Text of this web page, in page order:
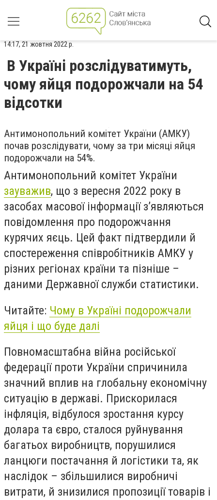
14:17, 21 жовтня 2022 р.
В Україні розслідуватимуть,
чому яйця подорожчали на 54
відсотки
Антимонопольний комітет України (АМКУ)
почав розслідувати, чому за три місяці яйця
подорожчали на 54%.
Антимонопольний комітет України
зауважив, що з вересня 2022 року в
засобах масової інформації з’являються
повідомлення про подорожчання
курячих яєць. Цей факт підтвердили й
спостереження співробітників АМКУ у
різних регіонах країни та пізніше –
даними Державної служби статистики.
Читайте: Чому в Україні подорожчали
яйця і що буде далі
Повномасштабна війна російської
федерації проти України спричинила
значний вплив на глобальну економічну
ситуацію в державі. Прискорилася
інфляція, відбулося зростання курсу
долара та євро, сталося руйнування
багатьох виробництв, порушилися
ланцюги постачання й логістики та, як
наслідок – збільшилися виробничі
витрати, й знизилися пропозиції товарів і